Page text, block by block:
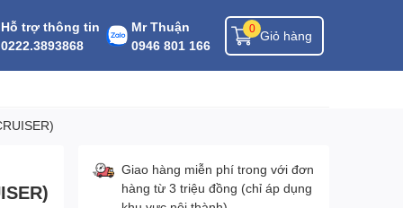
Hỗ trợ thông tin
0222.3893868
Mr Thuận
0946 801 166
Giỏ hàng
0
Giao hàng miễn phí trong với đơn
hàng từ 3 triệu đồng (chỉ áp dụng